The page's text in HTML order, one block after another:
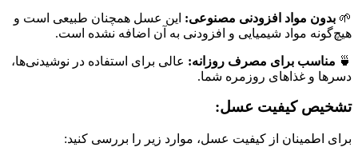
🌱 بدون مواد افزودنی مصنوعی: این عسل همچنان طبیعی است و
هیچ‌گونه مواد شیمیایی و افزودنی به آن اضافه نشده است.
🍵 مناسب برای مصرف روزانه: عالی برای استفاده در نوشیدنی‌ها،
دسرها و غذاهای روزمره شما.
تشخیص کیفیت عسل:
برای اطمینان از کیفیت عسل، موارد زیر را بررسی کنید: